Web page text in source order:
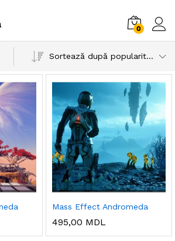
0
Sortează după popularitatea vânzărilor
Mass Effect Andromeda
495,00 MDL